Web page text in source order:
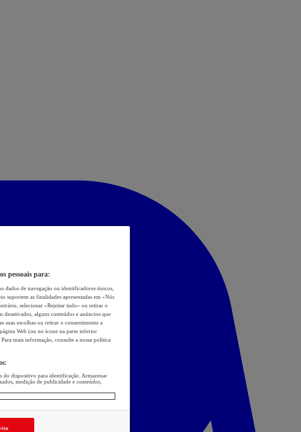
pessoais para:
dados de navegação ou identificadores únicos,
suportem as finalidades apresentadas em «Nós
selecionar «Rejeitar tudo» ou retirar o
desativados, alguns conteúdos e anúncios que
suas escolhas ou retirar o consentimento a
Web (ou no ícone na parte inferior
mais informação, consulte a nossa política
do dispositivo para identificação. Armazenar
medição de publicidade e conteúdos,